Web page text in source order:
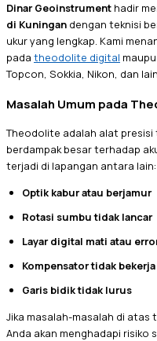
Dinar Geoinstrument hadir
di Kuningan dengan teknisi
ukur yang lengkap. Kami
pada theodolite digital
Topcon, Sokkia, Nikon, dan
Masalah Umum pada
Theodolite adalah alat presisi
berdampak besar terhadap
terjadi di lapangan antara lain:
Optik kabur atau berjamur
Rotasi sumbu tidak lancar
Layar digital mati atau
Kompensator tidak bekerja
Garis bidik tidak lurus
Jika masalah-masalah di atas
Anda akan menghadapi risiko